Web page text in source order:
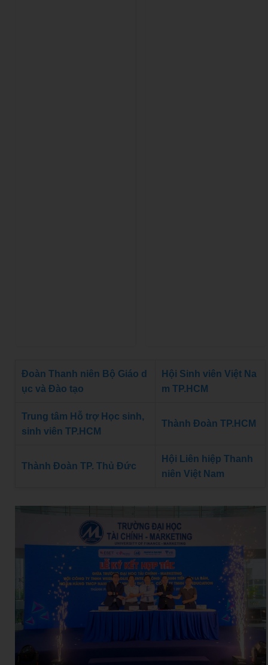
Đoàn Thanh niên Bộ Giáo d
ục và Đào tạo
Hội Sinh viên Việt Na
m TP.HCM
Trung tâm Hỗ trợ Học sinh,
sinh viên TP.HCM
Thành Đoàn TP.HCM
Thành Đoàn TP. Thủ Đức
Hội Liên hiệp Thanh
niên Việt Nam